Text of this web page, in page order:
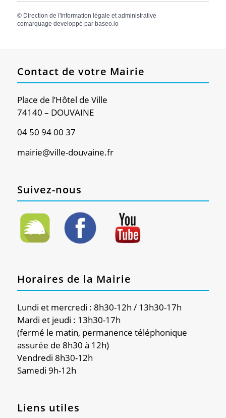
© Direction de l'information légale et administrative
comarquage developpé par baseo.io
Contact de votre Mairie
Place de l’Hôtel de Ville
74140 – DOUVAINE
04 50 94 00 37
mairie@ville-douvaine.fr
Suivez-nous
Horaires de la Mairie
Lundi et mercredi : 8h30-12h / 13h30-17h
Mardi et jeudi : 13h30-17h
(fermé le matin, permanence téléphonique
assurée de 8h30 à 12h)
Vendredi 8h30-12h
Samedi 9h-12h
Liens utiles